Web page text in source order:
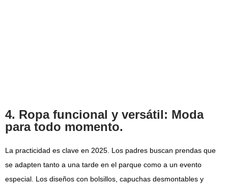
4. Ropa funcional y versátil: Moda
para todo momento.
La practicidad es clave en 2025. Los padres buscan prendas que
se adapten tanto a una tarde en el parque como a un evento
especial. Los diseños con bolsillos, capuchas desmontables y